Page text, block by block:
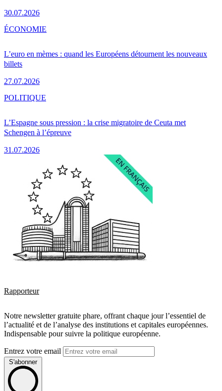
30.07.2026
L’euro en mèmes : quand les Européens détournent les nouveaux
billets
27.07.2026
ÉCONOMIE
L’Espagne sous pression : la crise migratoire de Ceuta met
Schengen à l’épreuve
31.07.2026
POLITIQUE
Rapporteur
Notre newsletter gratuite phare, offrant chaque jour l’essentiel de
l’actualité et de l’analyse des institutions et capitales européennes.
Indispensable pour suivre la politique européenne.
Entrez votre email
S'abonner